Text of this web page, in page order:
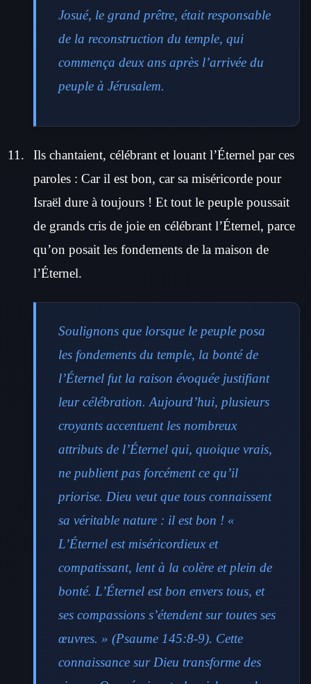
Josué, le grand prêtre, était responsable
de la reconstruction du temple, qui
commença deux ans après l’arrivée du
peuple à Jérusalem.
Ils chantaient, célébrant et louant l’Éternel par ces
paroles : Car il est bon, car sa miséricorde pour
Israël dure à toujours ! Et tout le peuple poussait
de grands cris de joie en célébrant l’Éternel, parce
qu’on posait les fondements de la maison de
l’Éternel.
Soulignons que lorsque le peuple posa
les fondements du temple, la bonté de
l’Éternel fut la raison évoquée justifiant
leur célébration. Aujourd’hui, plusieurs
croyants accentuent les nombreux
attributs de l’Éternel qui, quoique vrais,
ne publient pas forcément ce qu’il
priorise. Dieu veut que tous connaissent
sa véritable nature : il est bon ! «
L’Éternel est miséricordieux et
compatissant, lent à la colère et plein de
bonté. L’Éternel est bon envers tous, et
ses compassions s’étendent sur toutes ses
œuvres. » (Psaume 145:8-9). Cette
connaissance sur Dieu transforme des